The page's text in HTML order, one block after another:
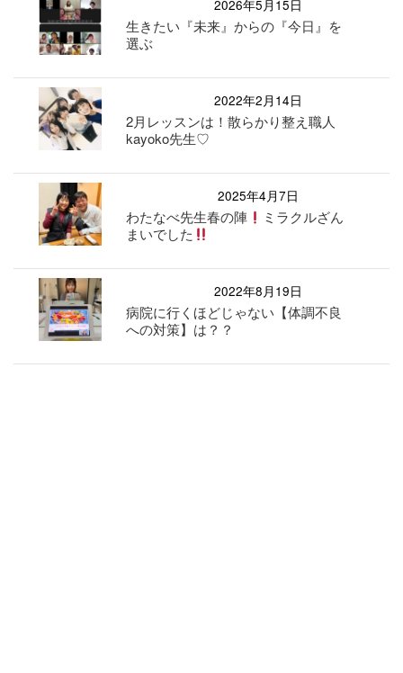
2026年5月15日
生きたい『未来』からの『今日』を
選ぶ
2022年2月14日
2月レッスンは！散らかり整え職人
kayoko先生♡
2025年4月7日
わたなべ先生春の陣
ミラクルざん
まいでした
2022年8月19日
病院に行くほどじゃない【体調不良
への対策】は？？